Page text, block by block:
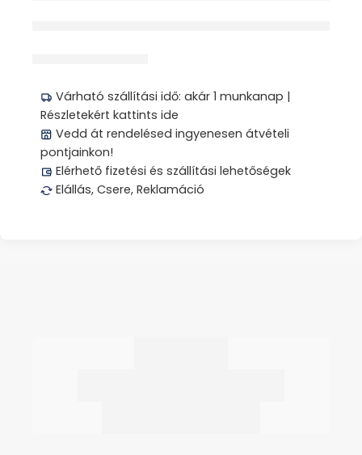
Várható szállítási idő: akár 1 munkanap |
Részletekért kattints ide
Vedd át rendelésed ingyenesen átvételi
pontjainkon!
Elérhető fizetési és szállítási lehetőségek
Elállás, Csere, Reklamáció